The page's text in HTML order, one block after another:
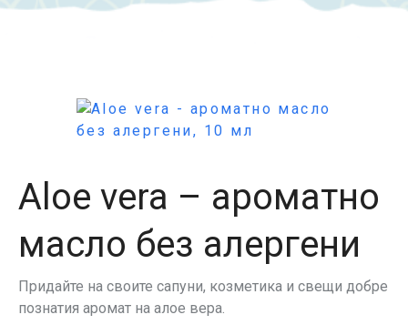
Aloe vera – ароматно
масло без алергени
Придайте на своите сапуни, козметика и свещи добре
познатия аромат на алое вера.